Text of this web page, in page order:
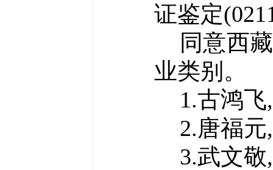
证鉴定(
同意西
业类别。
1.古鸿
2.唐福
3.武文